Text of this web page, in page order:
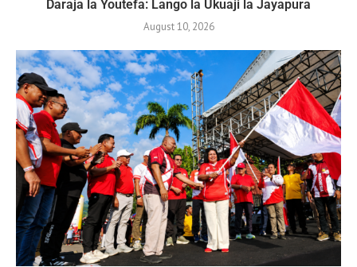
Daraja la Youtefa: Lango la Ukuaji la Jayapura
August 10, 2026